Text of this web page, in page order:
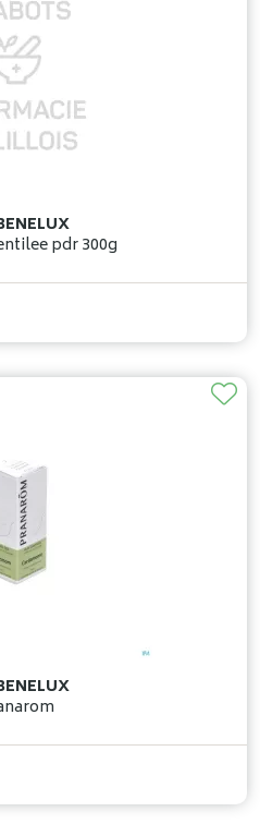
Argiletz argile verte ultra ventilee pdr 300g
5ml pranarom